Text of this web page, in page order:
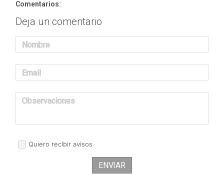
Comentarios:
Deja un comentario
Nombre
Email
Observaciones
Quiero recibir avisos
ENVIAR